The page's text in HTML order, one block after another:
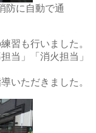
防に自動で通
習も行いました。
当」「消火担当」
いただきました。